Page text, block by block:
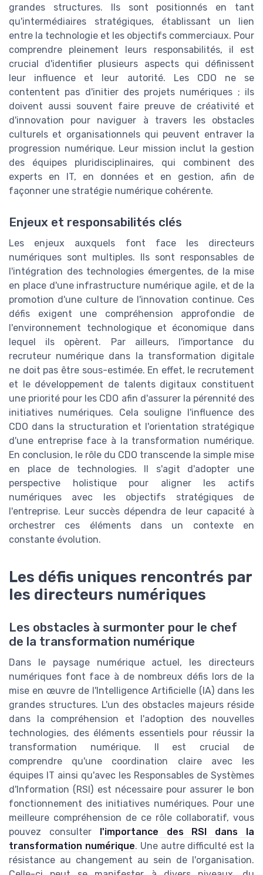
grandes structures. Ils sont positionnés en tant
qu'intermédiaires stratégiques, établissant un lien
entre la technologie et les objectifs commerciaux. Pour
comprendre pleinement leurs responsabilités, il est
crucial d'identifier plusieurs aspects qui définissent
leur influence et leur autorité. Les CDO ne se
contentent pas d'initier des projets numériques ; ils
doivent aussi souvent faire preuve de créativité et
d'innovation pour naviguer à travers les obstacles
culturels et organisationnels qui peuvent entraver la
progression numérique. Leur mission inclut la gestion
des équipes pluridisciplinaires, qui combinent des
experts en IT, en données et en gestion, afin de
façonner une stratégie numérique cohérente.
Enjeux et responsabilités clés
Les enjeux auxquels font face les directeurs
numériques sont multiples. Ils sont responsables de
l'intégration des technologies émergentes, de la mise
en place d'une infrastructure numérique agile, et de la
promotion d'une culture de l'innovation continue. Ces
défis exigent une compréhension approfondie de
l'environnement technologique et économique dans
lequel ils opèrent. Par ailleurs, l'importance du
recruteur numérique dans la transformation digitale
ne doit pas être sous-estimée. En effet, le recrutement
et le développement de talents digitaux constituent
une priorité pour les CDO afin d'assurer la pérennité des
initiatives numériques. Cela souligne l'influence des
CDO dans la structuration et l'orientation stratégique
d'une entreprise face à la transformation numérique.
En conclusion, le rôle du CDO transcende la simple mise
en place de technologies. Il s'agit d'adopter une
perspective holistique pour aligner les actifs
numériques avec les objectifs stratégiques de
l'entreprise. Leur succès dépendra de leur capacité à
orchestrer ces éléments dans un contexte en
constante évolution.
Les défis uniques rencontrés par
les directeurs numériques
Les obstacles à surmonter pour le chef
de la transformation numérique
Dans le paysage numérique actuel, les directeurs
numériques font face à de nombreux défis lors de la
mise en œuvre de l'Intelligence Artificielle (IA) dans les
grandes structures. L'un des obstacles majeurs réside
dans la compréhension et l'adoption des nouvelles
technologies, des éléments essentiels pour réussir la
transformation numérique. Il est crucial de
comprendre qu'une coordination claire avec les
équipes IT ainsi qu'avec les Responsables de Systèmes
d'Information (RSI) est nécessaire pour assurer le bon
fonctionnement des initiatives numériques. Pour une
meilleure compréhension de ce rôle collaboratif, vous
pouvez consulter
l'importance des RSI dans la
transformation numérique. Une autre difficulté est la
résistance au changement au sein de l'organisation.